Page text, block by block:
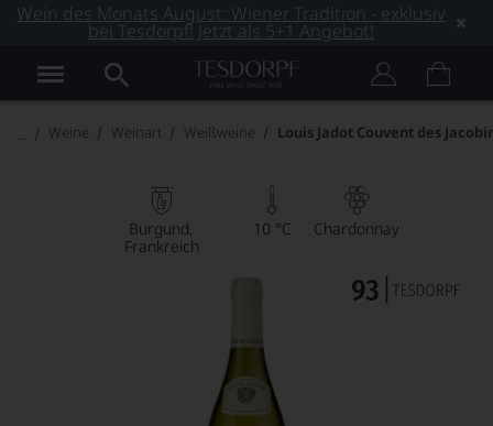
Wein des Monats August: Wiener Tradition - exklusiv
bei Tesdorpf! Jetzt als 5+1 Angebot!
Weine Weinart Weißweine Louis Jadot Couvent des
Burgund
Frankreich
10 °C Chardonnay